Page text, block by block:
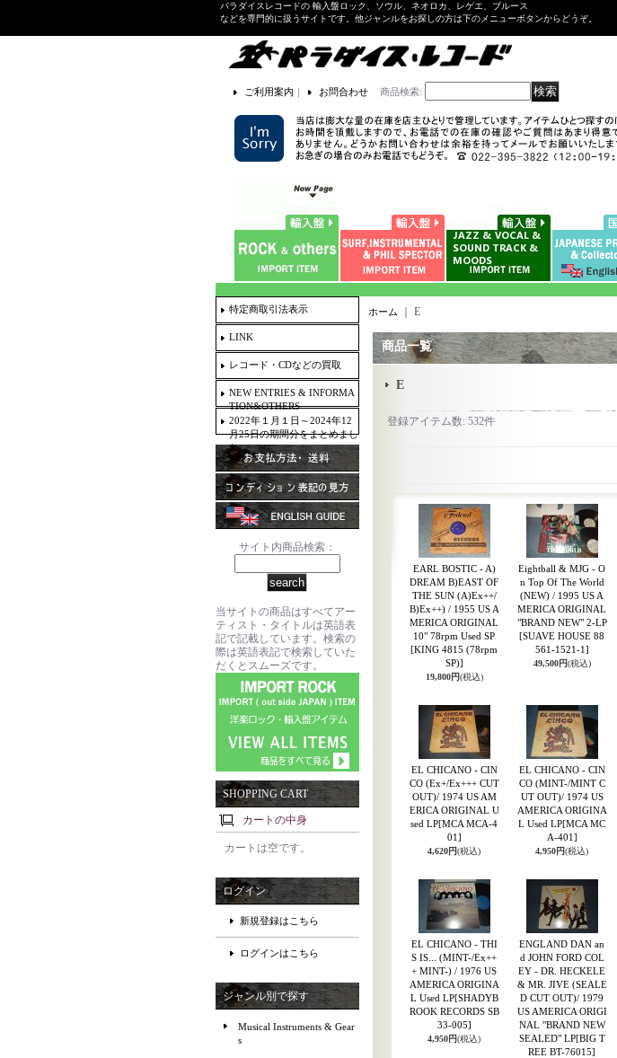
パラダイスレコードの 輸入盤ロック、ソウル、ネオロカ、レゲエ、ブルース
などを専門的に扱うサイトです。他ジャンルをお探しの方は下のメニューボタンからどうぞ。
ご利用案内 ｜ お問合わせ 商品検索:
特定商取引法表示
LINK
レコード・CDなどの買取
NEW ENTRIES & INFORMA
TION&OTHERS
2022年１月１日～2024年12
月25日の期間分をまとめまし
た。
サイト内商品検索：
当サイトの商品はすべてアー
ティスト・タイトルは英語表
記で記載しています。検索の
際は英語表記で検索していた
だくとスムーズです。
SHOPPING CART
カートの中身
カートは空です。
ログイン
新規登録はこちら
ログインはこちら
ジャンル別で探す
Musical Instruments & Gear
s
ホーム E
商品一覧
E
登録アイテム数:532件
EARL BOSTIC - A)
DREAM B)EAST OF
THE SUN (A)Ex++/
B)Ex++) / 1955 US A
MERICA ORIGINAL
10" 78rpm Used SP
[KING 4815 (78rpm
SP)]
19,800円(税込)
Eightball & MJG - O
n Top Of The World
(NEW) / 1995 US A
MERICA ORIGINAL
"BRAND NEW" 2-LP
[SUAVE HOUSE 88
561-1521-1]
49,500円(税込)
EL CHICANO - CIN
CO (Ex+/Ex+++ CUT
OUT)/ 1974 US AM
ERICA ORIGINAL U
sed LP[MCA MCA-4
01]
4,620円(税込)
EL CHICANO - CIN
CO (MINT-/MINT C
UT OUT)/ 1974 US
AMERICA ORIGINA
L Used LP[MCA MC
A-401]
4,950円(税込)
EL CHICANO - THI
S IS... (MINT-/Ex++
+ MINT-) / 1976 US
AMERICA ORIGINA
L Used LP[SHADYB
ROOK RECORDS SB
33-005]
4,950円(税込)
ENGLAND DAN an
d JOHN FORD COL
EY - DR. HECKELE
& MR. JIVE (SEALE
D CUT OUT)/ 1979
US AMERICA ORIGI
NAL "BRAND NEW
SEALED" LP[BIG T
REE BT-76015]